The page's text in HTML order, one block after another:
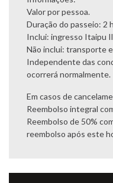
Valor por pessoa.
Duração do passeio: 2
Inclui: ingresso Itaipu
Não inclui: transporte
Independente das
ocorrerá normalmente.
Em casos de
Reembolso integral
Reembolso de 50%
reembolso após este